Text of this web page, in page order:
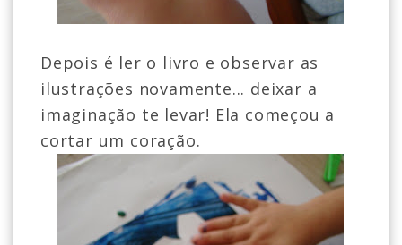
Depois é ler o livro e observar as
ilustrações novamente... deixar a
imaginação te levar! Ela começou a
cortar um coração.